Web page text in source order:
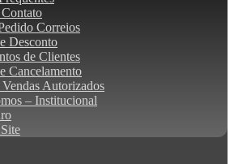
Correios
Desconto
de Clientes
Cancelamento
Autorizados
– Institucional